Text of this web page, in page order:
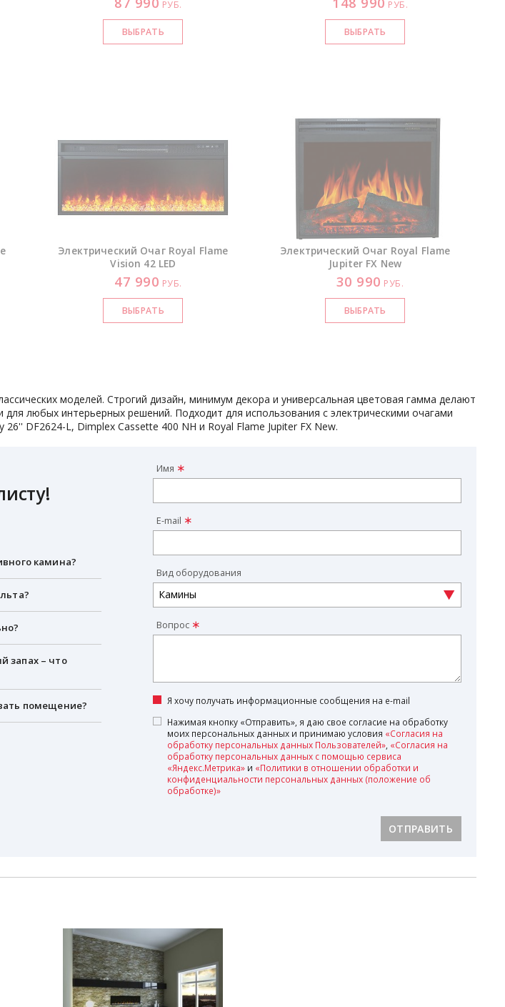
РУБ. РУБ.
Электрический Очаг Royal Flame
Vision 42 LED
47 990 РУБ.
Электрический Очаг Royal Flame
Jupiter FX New
30 990 РУБ.
моделей. Строгий дизайн, минимум декора и универсальная цветовая гамма делают
любых интерьерных решений. Подходит для использования с электрическими очагами
DF2624-L, Dimplex Cassette 400 NH и Royal Flame Jupiter FX New.
камина?
запах – что
помещение?
Имя
E-mail
Вид оборудования
Вопрос
Я хочу получать информационные сообщения на e-mail
Нажимая кнопку «Отправить», я даю свое согласие на обработку
моих персональных данных и принимаю условия «Согласия на
обработку персональных данных Пользователей» «Согласия на
обработку персональных данных с помощью сервиса
«Яндекс.Метрика» и «Политики в отношении обработки и
конфиденциальности персональных данных (положение об
обработке)»
ОТПРАВИТЬ